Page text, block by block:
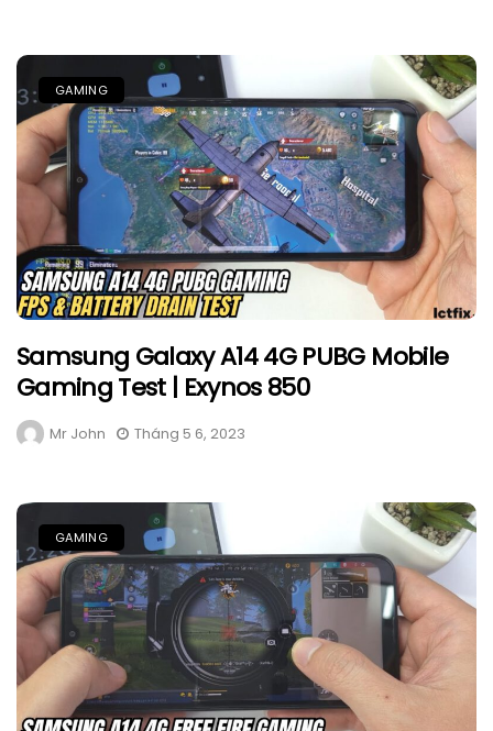
GAMING
Samsung Galaxy A14 4G PUBG Mobile
Gaming Test | Exynos 850
Mr John Tháng 5 6, 2023
GAMING